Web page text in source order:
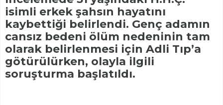
isimli erkek şahsın hayatını
kaybettiği belirlendi. Genç adamın
cansız bedeni ölüm nedeninin tam
olarak belirlenmesi için Adli Tıp’a
götürülürken, olayla ilgili
soruşturma başlatıldı.